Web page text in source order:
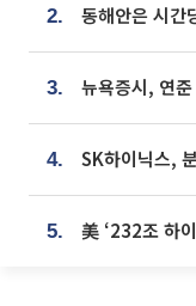
2.
3.
4.
5.